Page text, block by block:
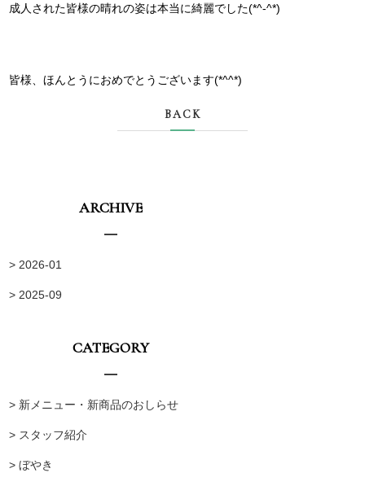
成人された皆様の晴れの姿は本当に綺麗でした(*^-^*)
皆様、ほんとうにおめでとうございます(*^^*)
BACK
ARCHIVE
> 2026-01
> 2025-09
CATEGORY
> 新メニュー・新商品のおしらせ
> スタッフ紹介
> ぼやき